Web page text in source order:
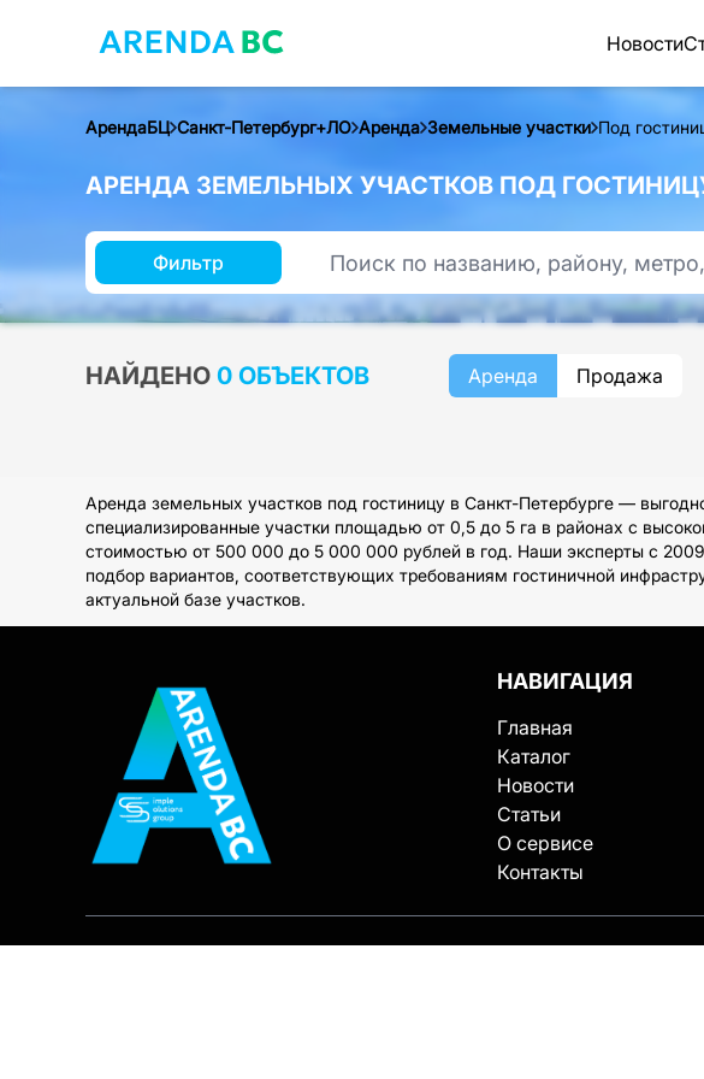
Новости
АрендаБЦ Санкт-Петербург+ЛО Аренда Земельные участки Под
АРЕНДА ЗЕМЕЛЬНЫХ УЧАСТКОВ ПОД
Фильтр
НАЙДЕНО 0 ОБЪЕКТОВ Аренда Продажа
Аренда земельных участков под гостиницу в Санкт-Петербурге —
специализированные участки площадью от 0,5 до 5 га в районах с
стоимостью от 500 000 до 5 000 000 рублей в год. Наши эксперты с
подбор вариантов, соответствующих требованиям гостиничной
актуальной базе участков.
НАВИГАЦИЯ
Главная
Каталог
Новости
Статьи
О сервисе
Контакты